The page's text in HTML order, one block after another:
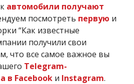
автомобили получают
посмотреть первую и
“Как известные
получили свои
что все самое важное вы
Telegram-
в Facebookи Instagram.